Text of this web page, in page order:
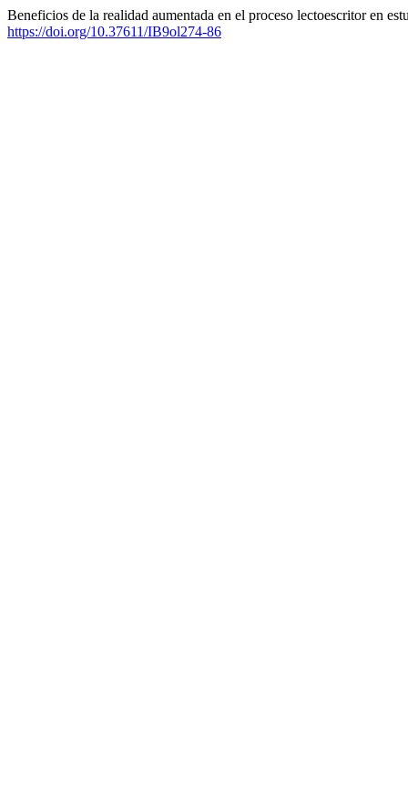
Beneficios de la realidad aumentada en el proceso lectoescritor en
https://doi.org/10.37611/IB9ol274-86